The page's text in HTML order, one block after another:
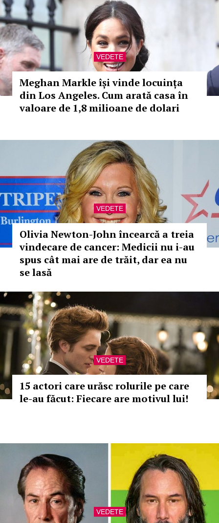
VEDETE
Meghan Markle își vinde locuința
din Los Angeles. Cum arată casa în
valoare de 1,8 milioane de dolari
VEDETE
Olivia Newton-John încearcă a treia
vindecare de cancer: Medicii nu i-au
spus cât mai are de trăit, dar ea nu
se lasă
VEDETE
15 actori care urăsc rolurile pe care
le-au făcut: Fiecare are motivul lui!
VEDETE